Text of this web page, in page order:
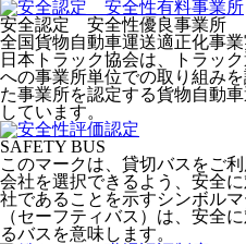
安全認定 安全性優良事業所
全国貨物自動車運送適正化事
日本トラック協会は、トラッ
への事業所単位での取り組み
た事業所を認定する貨物自動
しています。
SAFETY BUS
このマークは、貸切バスをご
会社を選択できるよう、安全
社であることを示すシンボルマ
（セーフティバス）は、安全
るバスを意味します。